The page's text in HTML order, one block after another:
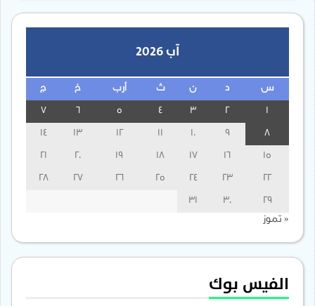
آب 2026
س ن ث أرب خ ج
3
13
14
15
17
18
19
20
23
24
25
27
28
29
30
31
« تموز
الفيس بوك